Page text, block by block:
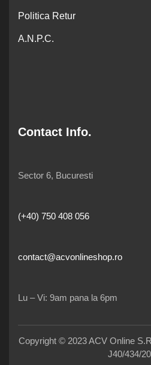
Politica Retur
A.N.P.C.
Contact Info.
Sector 6, Bucuresti
(+40) 750 408 056
contact@acvonlineshop.ro
Lu – Vi: 9am pana la 6pm
Copyright © 2023 ACV Online
J40/434/